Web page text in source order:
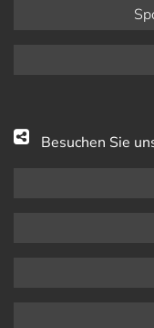
Besuchen Sie